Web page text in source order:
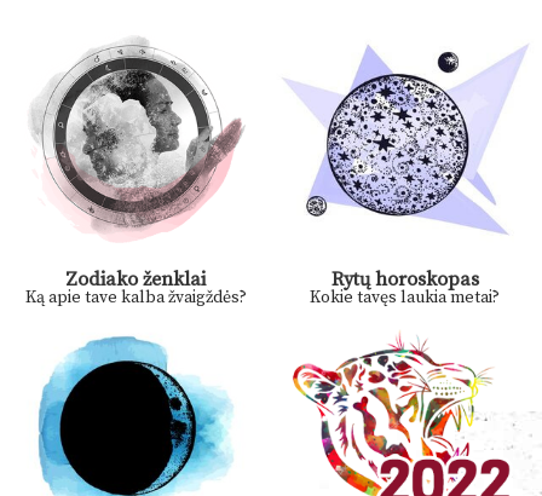
Zodiako ženklai
Ką apie tave kalba žvaigždės?
Rytų horoskopas
Kokie tavęs laukia metai?